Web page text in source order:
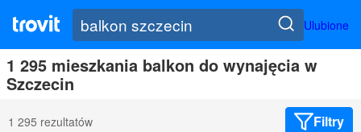
Ulubione
1 295 mieszkania balkon do wynajęcia w
Szczecin
1 295 rezultatów Filtry